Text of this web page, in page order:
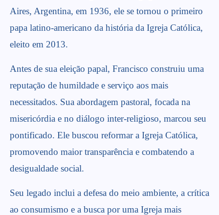
Aires, Argentina, em 1936, ele se tornou o primeiro
papa latino-americano da história da Igreja Católica,
eleito em 2013.
Antes de sua eleição papal, Francisco construiu uma
reputação de humildade e serviço aos mais
necessitados. Sua abordagem pastoral, focada na
misericórdia e no diálogo inter-religioso, marcou seu
pontificado. Ele buscou reformar a Igreja Católica,
promovendo maior transparência e combatendo a
desigualdade social.
Seu legado inclui a defesa do meio ambiente, a crítica
ao consumismo e a busca por uma Igreja mais